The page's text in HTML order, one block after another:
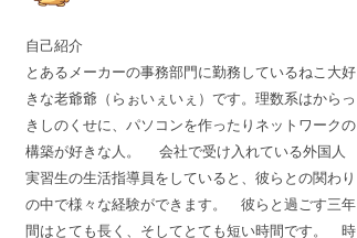
自己紹介
とあるメーカーの事務部門に勤務しているねこ大好
きな老爺爺（らぉいぇいぇ）です。理数系はからっ
きしのくせに、パソコンを作ったりネットワークの
構築が好きな人。 会社で受け入れている外国人
実習生の生活指導員をしていると、彼らとの関わり
の中で様々な経験ができます。 彼らと過ごす三年
間はとても長く、そしてとても短い時間です。 時